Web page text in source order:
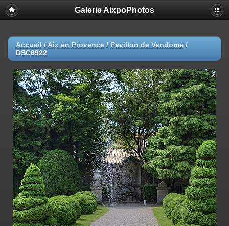
Galerie AixpoPhotos
Accueil / Aix en Provence / Pavillon de Vendome /
DSC6922